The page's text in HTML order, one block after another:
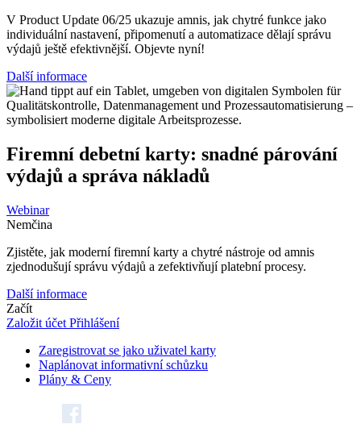
V Product Update 06/25 ukazuje amnis, jak chytré funkce jako
individuální nastavení, připomenutí a automatizace dělají správu
výdajů ještě efektivnější. Objevte nyní!
Další informace
Firemní debetní karty: snadné párování
výdajů a správa nákladů
Webinar
Nemčina
Zjistěte, jak moderní firemní karty a chytré nástroje od amnis
zjednodušují správu výdajů a zefektivňují platební procesy.
Další informace
Začít
Založit účet Přihlášení
Zaregistrovat se jako uživatel karty
Naplánovat informativní schůzku
Plány & Ceny